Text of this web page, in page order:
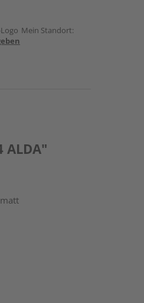
Mein Standort:
ALDA"